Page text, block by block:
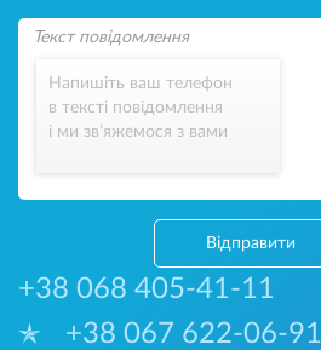
Напишіть ваш телефон
в тексті повідомлення
і ми зв’яжемося з вами
Відправити
+38 068 405-41-11
+38 067 622-06-91